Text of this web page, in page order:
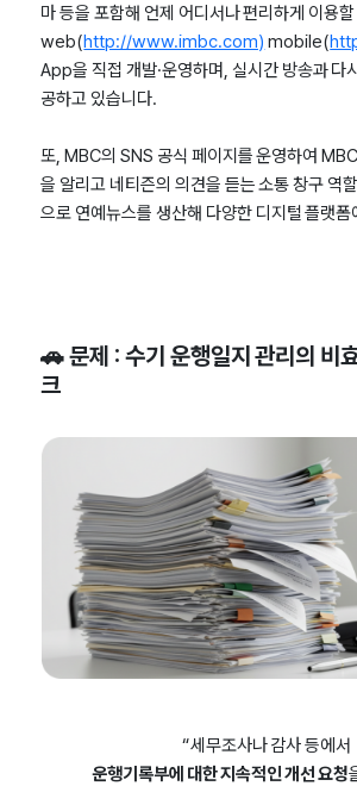
마 등을 포함해 언제 어디서나 편리하게 이용
web(http://www.imbc.com) mobile(
App을 직접 개발·운영하며, 실시간 방송과 다
공하고 있습니다.
또, MBC의 SNS 공식 페이지를 운영하여
을 알리고 네티즌의 의견을 듣는 소통 창구 역
으로 연예뉴스를 생산해 다양한 디지털 플랫폼
🚗 문제 : 수기 운행일지 관리의 비
크
“세무조사나 감사 등에서
운행기록부에 대한 지속적인 개선 요청